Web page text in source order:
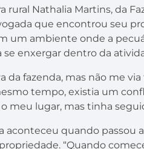
rural Nathalia Martins, da
que encontrou seu
um ambiente onde a
se enxergar dentro da
da fazenda, mas não me
tempo, existia um
meu lugar, mas tinha
aconteceu quando passou
“Quando